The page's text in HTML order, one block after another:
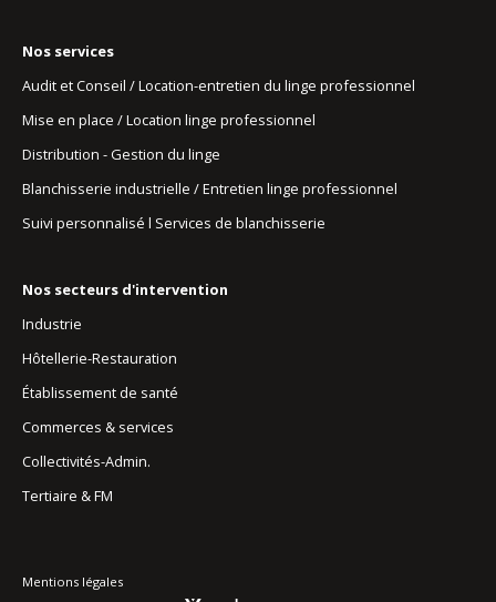
Nos services
Audit et Conseil / Location-entretien du linge professionnel
Mise en place / Location linge professionnel
Distribution - Gestion du linge
Blanchisserie industrielle / Entretien linge professionnel
Suivi personnalisé l Services de blanchisserie
Nos secteurs d'intervention
Industrie
Hôtellerie-Restauration
Établissement de santé
Commerces & services
Collectivités-Admin.
Tertiaire & FM
Mentions légales